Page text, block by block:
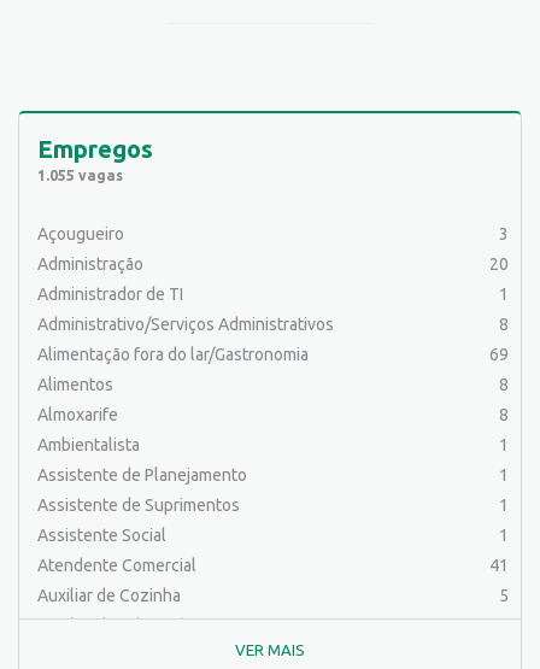
Empregos
1.055 vagas
Açougueiro
3
Administração
20
Administrador de TI
1
Administrativo/Serviços Administrativos
8
Alimentação fora do lar/Gastronomia
69
Alimentos
8
Almoxarife
8
Ambientalista
1
Assistente de Planejamento
1
Assistente de Suprimentos
1
Assistente Social
1
Atendente Comercial
41
Auxiliar de Cozinha
5
Auxiliar de Laboratório
2
Auxiliar de Manutenção PredialVER MAIS